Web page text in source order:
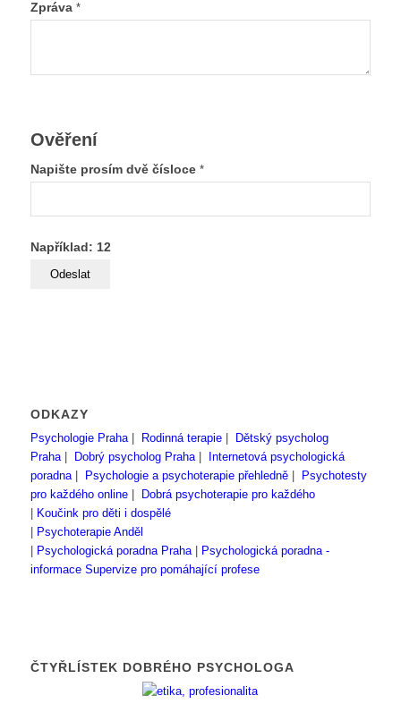
Zpráva *
Ověření
Napište prosím dvě čísloce *
Například: 12
ODKAZY
Psychologie Praha| Rodinná terapie|
Dětský psycholog
Praha| Dobrý psycholog Praha|
Internetová psychologická
poradna| Psychologie a psychoterapie přehledně|
Psychotesty
pro každého online|
Dobrá psychoterapie pro každého
Koučink pro děti i dospělé
Psychoterapie Anděl
Psychologická poradna Praha|
Psychologická poradna -
informace Supervize pro pomáhající profese
ČTYŘLÍSTEK DOBRÉHO PSYCHOLOGA